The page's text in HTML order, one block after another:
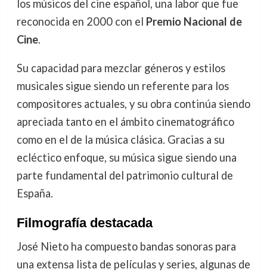
los músicos del cine español, una labor que fue
reconocida en 2000 con el Premio Nacional de
Cine.
Su capacidad para mezclar géneros y estilos
musicales sigue siendo un referente para los
compositores actuales, y su obra continúa siendo
apreciada tanto en el ámbito cinematográfico
como en el de la música clásica. Gracias a su
ecléctico enfoque, su música sigue siendo una
parte fundamental del patrimonio cultural de
España.
Filmografía destacada
José Nieto ha compuesto bandas sonoras para
una extensa lista de películas y series, algunas de